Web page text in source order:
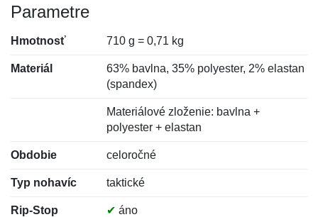
Parametre
Hmotnosť 710 g = 0,71 kg
Materiál
63% bavlna, 35% polyester, 2% elastan
(spandex)
Materiálové zloženie: bavlna +
polyester + elastan
Obdobie celoročné
Typ nohavíc taktické
Rip-Stop ✔ áno